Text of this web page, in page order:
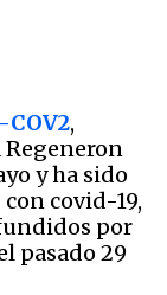
COV2,
y ha sido
con covid-19,
por
pasado 29